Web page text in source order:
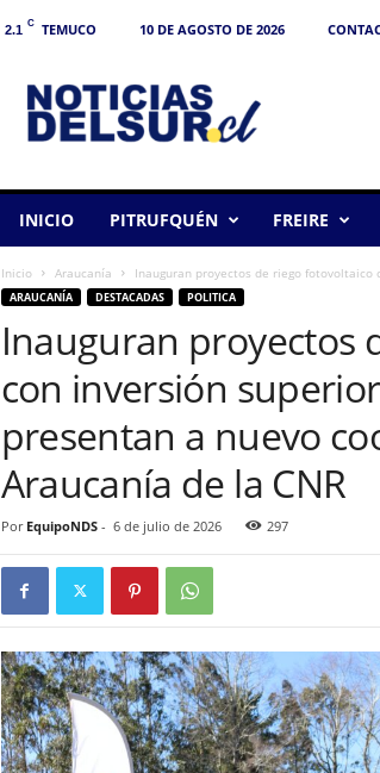
2.1 C TEMUCO 10 DE AGOSTO DE 2026
INICIO PITRUFQUÉN FREIRE
Inicio Araucanía Inauguran proyectos de riego
ARAUCANÍA DESTACADAS POLITICA
Inauguran proyectos
con inversión
presentan a nuevo
Araucanía de la CNR
Por EquipoNDS- 6 de julio de 2026 297